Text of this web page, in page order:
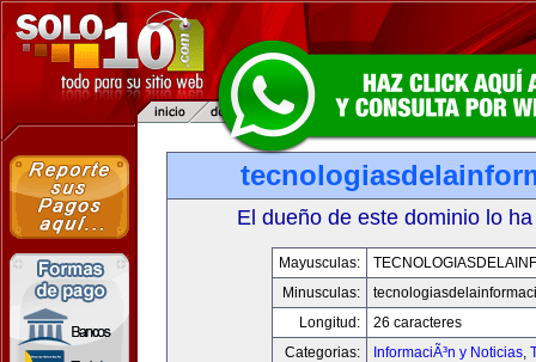
El dueño de este dominio lo
Mayusculas:
Minusculas:
Longitud:
26 caracteres
Categorias:
InformaciÃ³n y Noticias,